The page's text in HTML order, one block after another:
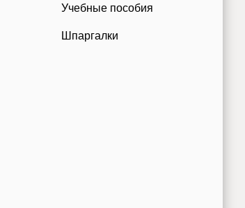
Учебные пособия
Шпаргалки